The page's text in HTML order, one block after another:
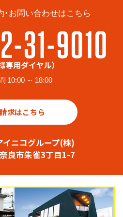
お問い合わせはこちら
10:00 ～ 18:00
求はこちら
ニコグループ(株)
良市朱雀3丁目1-7